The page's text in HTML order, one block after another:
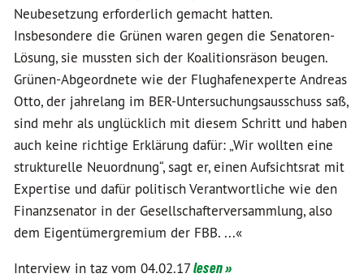
Neubesetzung erforderlich gemacht hatten.
Insbesondere die Grünen waren gegen die Senatoren-
Lösung, sie mussten sich der Koalitionsräson beugen.
Grünen-Abgeordnete wie der Flughafenexperte Andreas
Otto, der jahrelang im BER-Untersuchungsausschuss saß,
sind mehr als unglücklich mit diesem Schritt und haben
auch keine richtige Erklärung dafür: „Wir wollten eine
strukturelle Neuordnung“, sagt er, einen Aufsichtsrat mit
Expertise und dafür politisch Verantwortliche wie den
Finanzsenator in der Gesellschafterversammlung, also
dem Eigentümergremium der FBB. ...«
Interview in taz vom 04.02.17lesen »